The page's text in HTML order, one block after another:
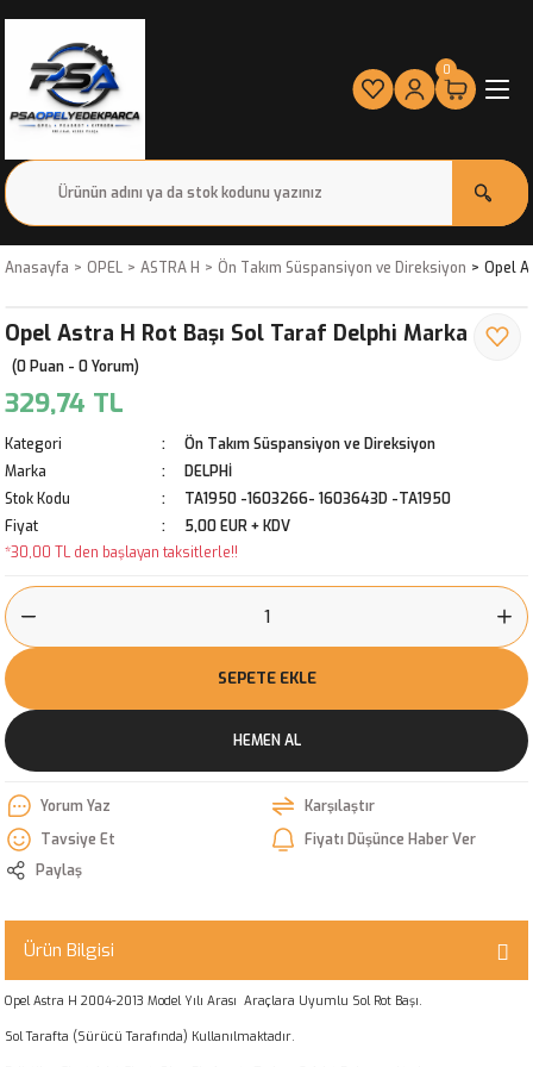
0
Anasayfa OPEL ASTRA H Ön Takım Süspansiyon ve Direksiyon Opel
Opel Astra H Rot Başı Sol Taraf Delphi Marka
(0 Puan - 0 Yorum)
329,74 TL
Kategori
Ön Takım Süspansiyon ve Direksiyon
Marka
DELPHİ
Stok Kodu
TA1950 -1603266- 1603643D -TA1950
Fiyat
5,00 EUR + KDV
*30,00 TL den başlayan taksitlerle!!
SEPETE EKLE
HEMEN AL
Yorum Yaz
Karşılaştır
Tavsiye Et
Fiyatı Düşünce Haber Ver
Paylaş
Ürün Bilgisi
Opel Astra H 2004-2013 Model Yılı Arası Araçlara Uyumlu Sol Rot Başı.
Sol Tarafta (Sürücü Tarafında) Kullanılmaktadır.